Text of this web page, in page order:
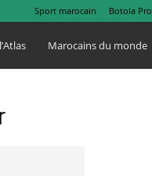
Sport marocain Botola Pro
Marocains du monde